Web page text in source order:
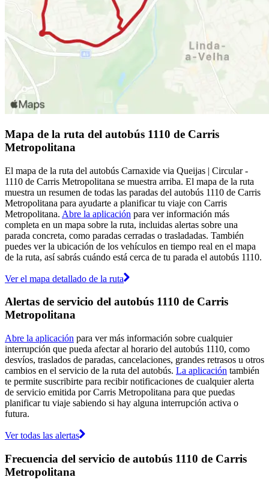
Mapa de la ruta del autobús 1110 de Carris
Metropolitana
El mapa de la ruta del autobús Carnaxide via Queijas | Circular -
1110 de Carris Metropolitana se muestra arriba. El mapa de la ruta
muestra un resumen de todas las paradas del autobús 1110 de Carris
Metropolitana para ayudarte a planificar tu viaje con Carris
Metropolitana. Abre la aplicación para ver información más
completa en un mapa sobre la ruta, incluidas alertas sobre una
parada concreta, como paradas cerradas o trasladadas. También
puedes ver la ubicación de los vehículos en tiempo real en el mapa
de la ruta, así sabrás cuándo está cerca de tu parada el autobús 1110.
Ver el mapa detallado de la ruta
Alertas de servicio del autobús 1110 de Carris
Metropolitana
Abre la aplicación para ver más información sobre cualquier
interrupción que pueda afectar al horario del autobús 1110, como
desvíos, traslados de paradas, cancelaciones, grandes retrasos u otros
cambios en el servicio de la ruta del autobús. La aplicación también
te permite suscribirte para recibir notificaciones de cualquier alerta
de servicio emitida por Carris Metropolitana para que puedas
planificar tu viaje sabiendo si hay alguna interrupción activa o
futura.
Ver todas las alertas
Frecuencia del servicio de autobús 1110 de Carris
Metropolitana